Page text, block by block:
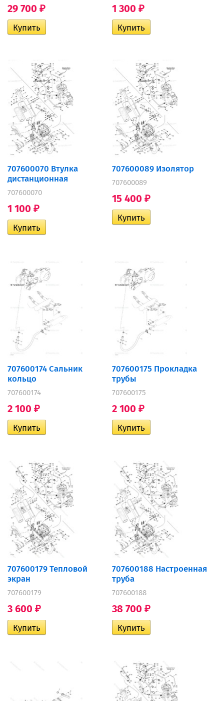
29 700 ₽ 1 300 ₽
707600070 Втулка
дистанционная
707600070
1 100 ₽
707600089 Изолятор
707600089
15 400 ₽
707600174 Сальник
кольцо
707600174
2 100 ₽
707600175 Прокладка
трубы
707600175
2 100 ₽
707600179 Тепловой
экран
707600179
3 600 ₽
707600188 Настроенная
труба
707600188
38 700 ₽